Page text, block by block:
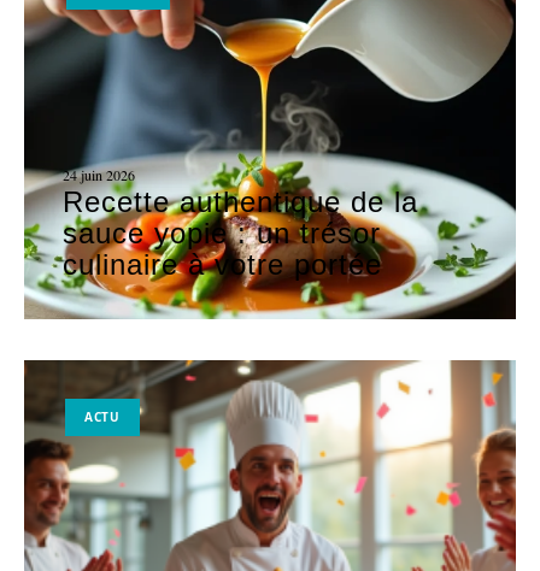
24 juin 2026
Recette authentique de la
sauce yopie : un trésor
culinaire à votre portée
ACTU